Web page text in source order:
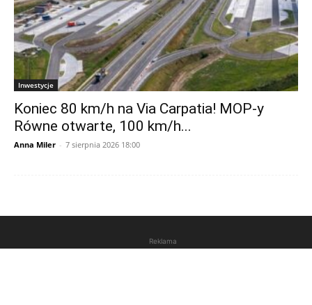
Inwestycje
Koniec 80 km/h na Via Carpatia! MOP-y
Równe otwarte, 100 km/h...
Anna Miler - 7 sierpnia 2026 18:00
Reklama